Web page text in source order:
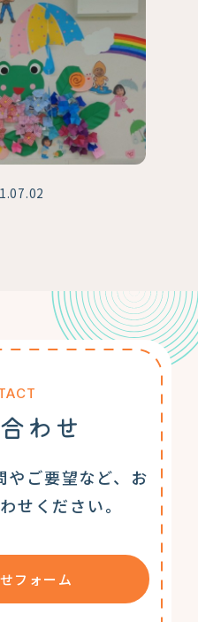
わせ
やご要望など、お
せください。
フォーム